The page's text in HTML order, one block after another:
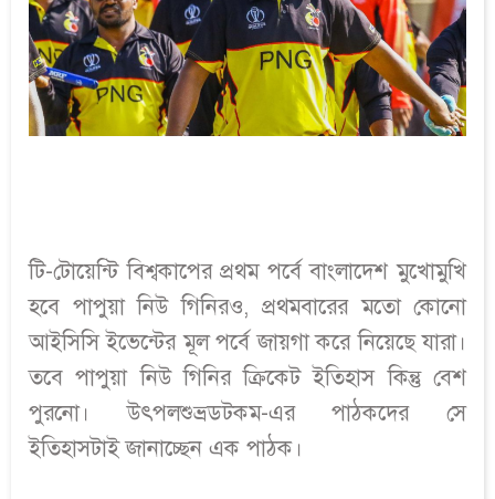
টি-টোয়েন্টি বিশ্বকাপের প্রথম পর্বে বাংলাদেশ মুখোমুখি
হবে পাপুয়া নিউ গিনিরও, প্রথমবারের মতো কোনো
আইসিসি ইভেন্টের মূল পর্বে জায়গা করে নিয়েছে যারা।
তবে পাপুয়া নিউ গিনির ক্রিকেট ইতিহাস কিন্তু বেশ
পুরনো। উৎপলশুভ্রডটকম-এর পাঠকদের সে
ইতিহাসটাই জানাচ্ছেন এক পাঠক।